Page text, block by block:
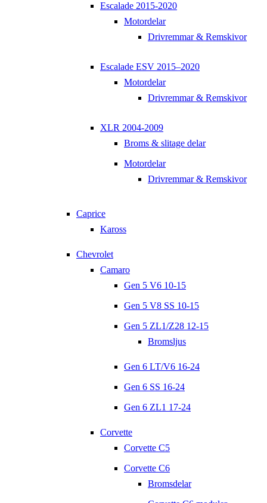
Escalade 2015-2020
Motordelar
Drivremmar & Remskivor
Escalade ESV 2015–2020
Motordelar
Drivremmar & Remskivor
XLR 2004-2009
Broms & slitage delar
Motordelar
Drivremmar & Remskivor
Caprice
Kaross
Chevrolet
Camaro
Gen 5 V6 10-15
Gen 5 V8 SS 10-15
Gen 5 ZL1/Z28 12-15
Bromsljus
Gen 6 LT/V6 16-24
Gen 6 SS 16-24
Gen 6 ZL1 17-24
Corvette
Corvette C5
Corvette C6
Bromsdelar